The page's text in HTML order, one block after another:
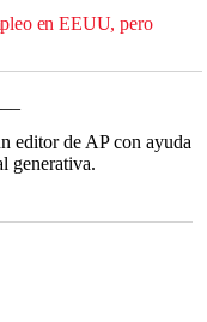
en EEUU, pero
editor de AP con ayuda
generativa.